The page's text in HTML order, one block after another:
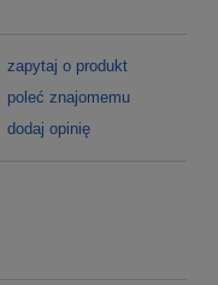
zapytaj o produkt
poleć znajomemu
dodaj opinię